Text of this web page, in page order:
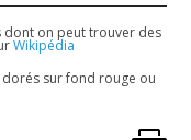
dont on peut trouver des
Wikipédia
sur fond rouge ou